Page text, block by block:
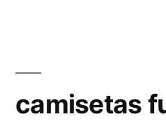
camisetas